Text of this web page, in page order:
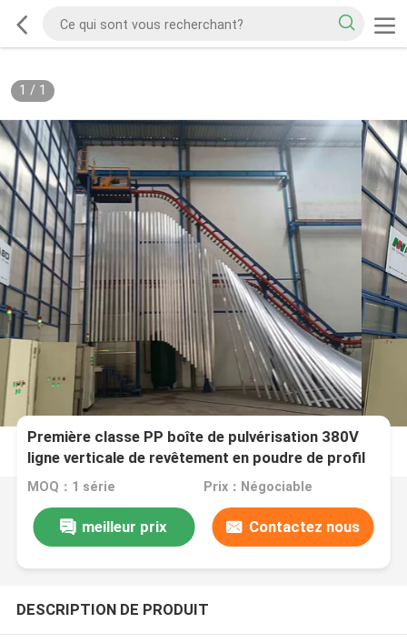
1 / 1
Première classe PP boîte de pulvérisation 380V
ligne verticale de revêtement en poudre de profil
d'alliage d'aluminium avec 400m2/T
MOQ：1 série Prix：Négociable
meilleur prix Contactez nous
DESCRIPTION DE PRODUIT